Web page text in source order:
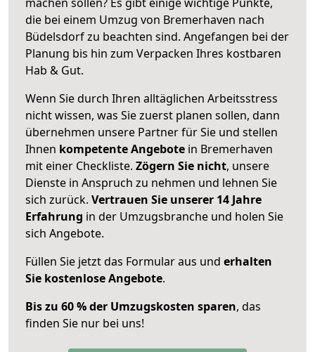
die bei einem Umzug von Bremerhaven nach
Büdelsdorf zu beachten sind. Angefangen bei der
Planung bis hin zum Verpacken Ihres kostbaren
Hab & Gut.
Wenn Sie durch Ihren alltäglichen Arbeitsstress
nicht wissen, was Sie zuerst planen sollen, dann
übernehmen unsere Partner für Sie und stellen
Ihnen kompetente Angebote in Bremerhaven
mit einer Checkliste. Zögern Sie nicht, unsere
Dienste in Anspruch zu nehmen und lehnen Sie
sich zurück. Vertrauen Sie unserer 14 Jahre
Erfahrung in der Umzugsbranche und holen Sie
sich Angebote.
Füllen Sie jetzt das Formular aus und erhalten
Sie kostenlose Angebote.
Bis zu 60 % der Umzugskosten sparen, das
finden Sie nur bei uns!